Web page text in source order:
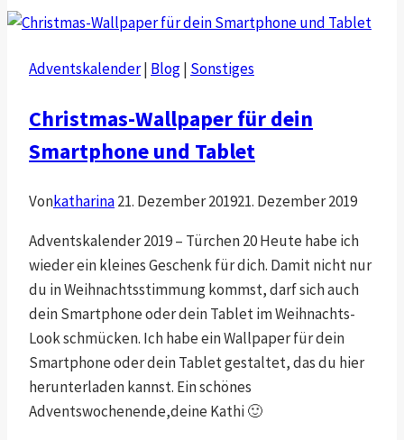
Adventskalender| Blog| Sonstiges
Christmas-Wallpaper für dein
Smartphone und Tablet
Vonkatharina21. Dezember 201921. Dezember 2019
Adventskalender 2019 – Türchen 20 Heute habe ich
wieder ein kleines Geschenk für dich. Damit nicht nur
du in Weihnachtsstimmung kommst, darf sich auch
dein Smartphone oder dein Tablet im Weihnachts-
Look schmücken. Ich habe ein Wallpaper für dein
Smartphone oder dein Tablet gestaltet, das du hier
herunterladen kannst. Ein schönes
Adventswochenende,deine Kathi 🙂